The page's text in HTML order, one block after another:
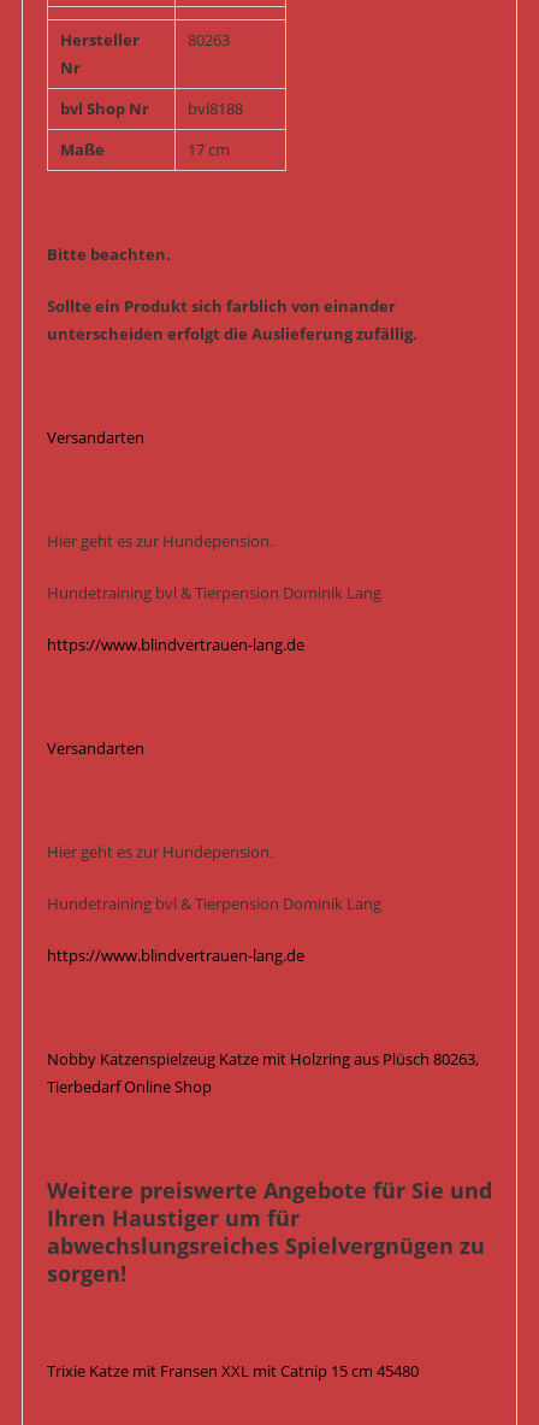
Hersteller
Nr
80263
bvl Shop Nr
bvl8188
Maße
17 cm
Bitte beachten.
Sollte ein Produkt sich farblich von einander
unterscheiden erfolgt die Auslieferung zufällig.
Versandarten
Hier geht es zur Hundepension.
Hundetraining bvl & Tierpension Dominik Lang
https://www.blindvertrauen-lang.de
Versandarten
Hier geht es zur Hundepension.
Hundetraining bvl & Tierpension Dominik Lang
https://www.blindvertrauen-lang.de
Nobby Katzenspielzeug Katze mit Holzring aus Plüsch 80263,
Tierbedarf Online Shop
Weitere preiswerte Angebote für Sie und
Ihren Haustiger um für
abwechslungsreiches Spielvergnügen zu
sorgen!
Trixie Katze mit Fransen XXL mit Catnip 15 cm 45480